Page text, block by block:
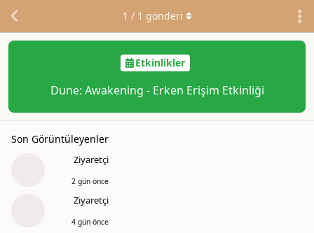
Etkinlikler
Dune: Awakening - Erken Erişim Etkinliği
Son Görüntüleyenler
Ziyaretçi
2 gün önce
Ziyaretçi
4 gün önce
1 / 1 gönderi